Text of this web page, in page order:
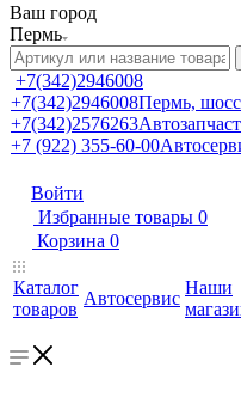
Ваш город
Пермь
+7(342)2946008
+7(342)2946008Пермь,
+7(342)2576263
+7 (922) 355-60-00
Войти
Избранные товары 0
Корзина 0
Каталог
товаров
Автосервис
Наши